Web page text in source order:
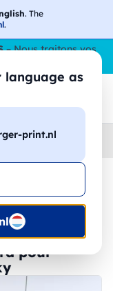
. The
.
language as
print.nl
– Nous traitons vos
pour